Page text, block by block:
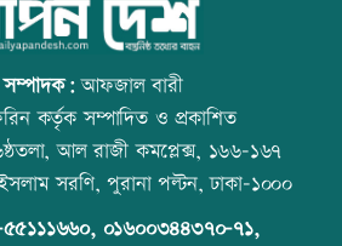
বিশ্ববাজারে ফের বাড়ল জ্বালানি তেলের দাম
সিলেটে দুই বাসের সংঘর্ষে প্রাণ গেল
আটজনের
আজ বিশ্ব বন্ধু দিবস
প্রতিমন্ত্রীকে ঘিরে ভাইরাল ভিডিওতে ছবি
জুড়ে অপপ্রচার: এলিন
সম্পাদক:আফজাল বারী
কর্তৃক সম্পাদিত ও প্রকাশিত
আল রাজী কমপ্লেক্স, ১৬৬-১৬৭
সরণি, পুরানা পল্টন, ঢাকা-১০০০
, ০১৬০০৩৪৪৩৭০-৭১,